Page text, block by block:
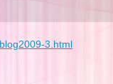
3.html